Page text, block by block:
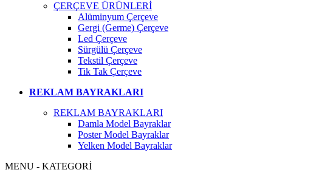
ÇERÇEVE ÜRÜNLERİ
Alüminyum Çerçeve
Gergi (Germe) Çerçeve
Led Çerçeve
Sürgülü Çerçeve
Tekstil Çerçeve
Tik Tak Çerçeve
REKLAM BAYRAKLARI
REKLAM BAYRAKLARI
Damla Model Bayraklar
Poster Model Bayraklar
Yelken Model Bayraklar
MENU - KATEGORİ